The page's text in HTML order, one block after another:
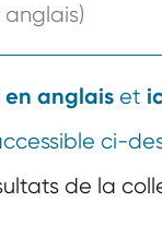
en anglais et
ci-